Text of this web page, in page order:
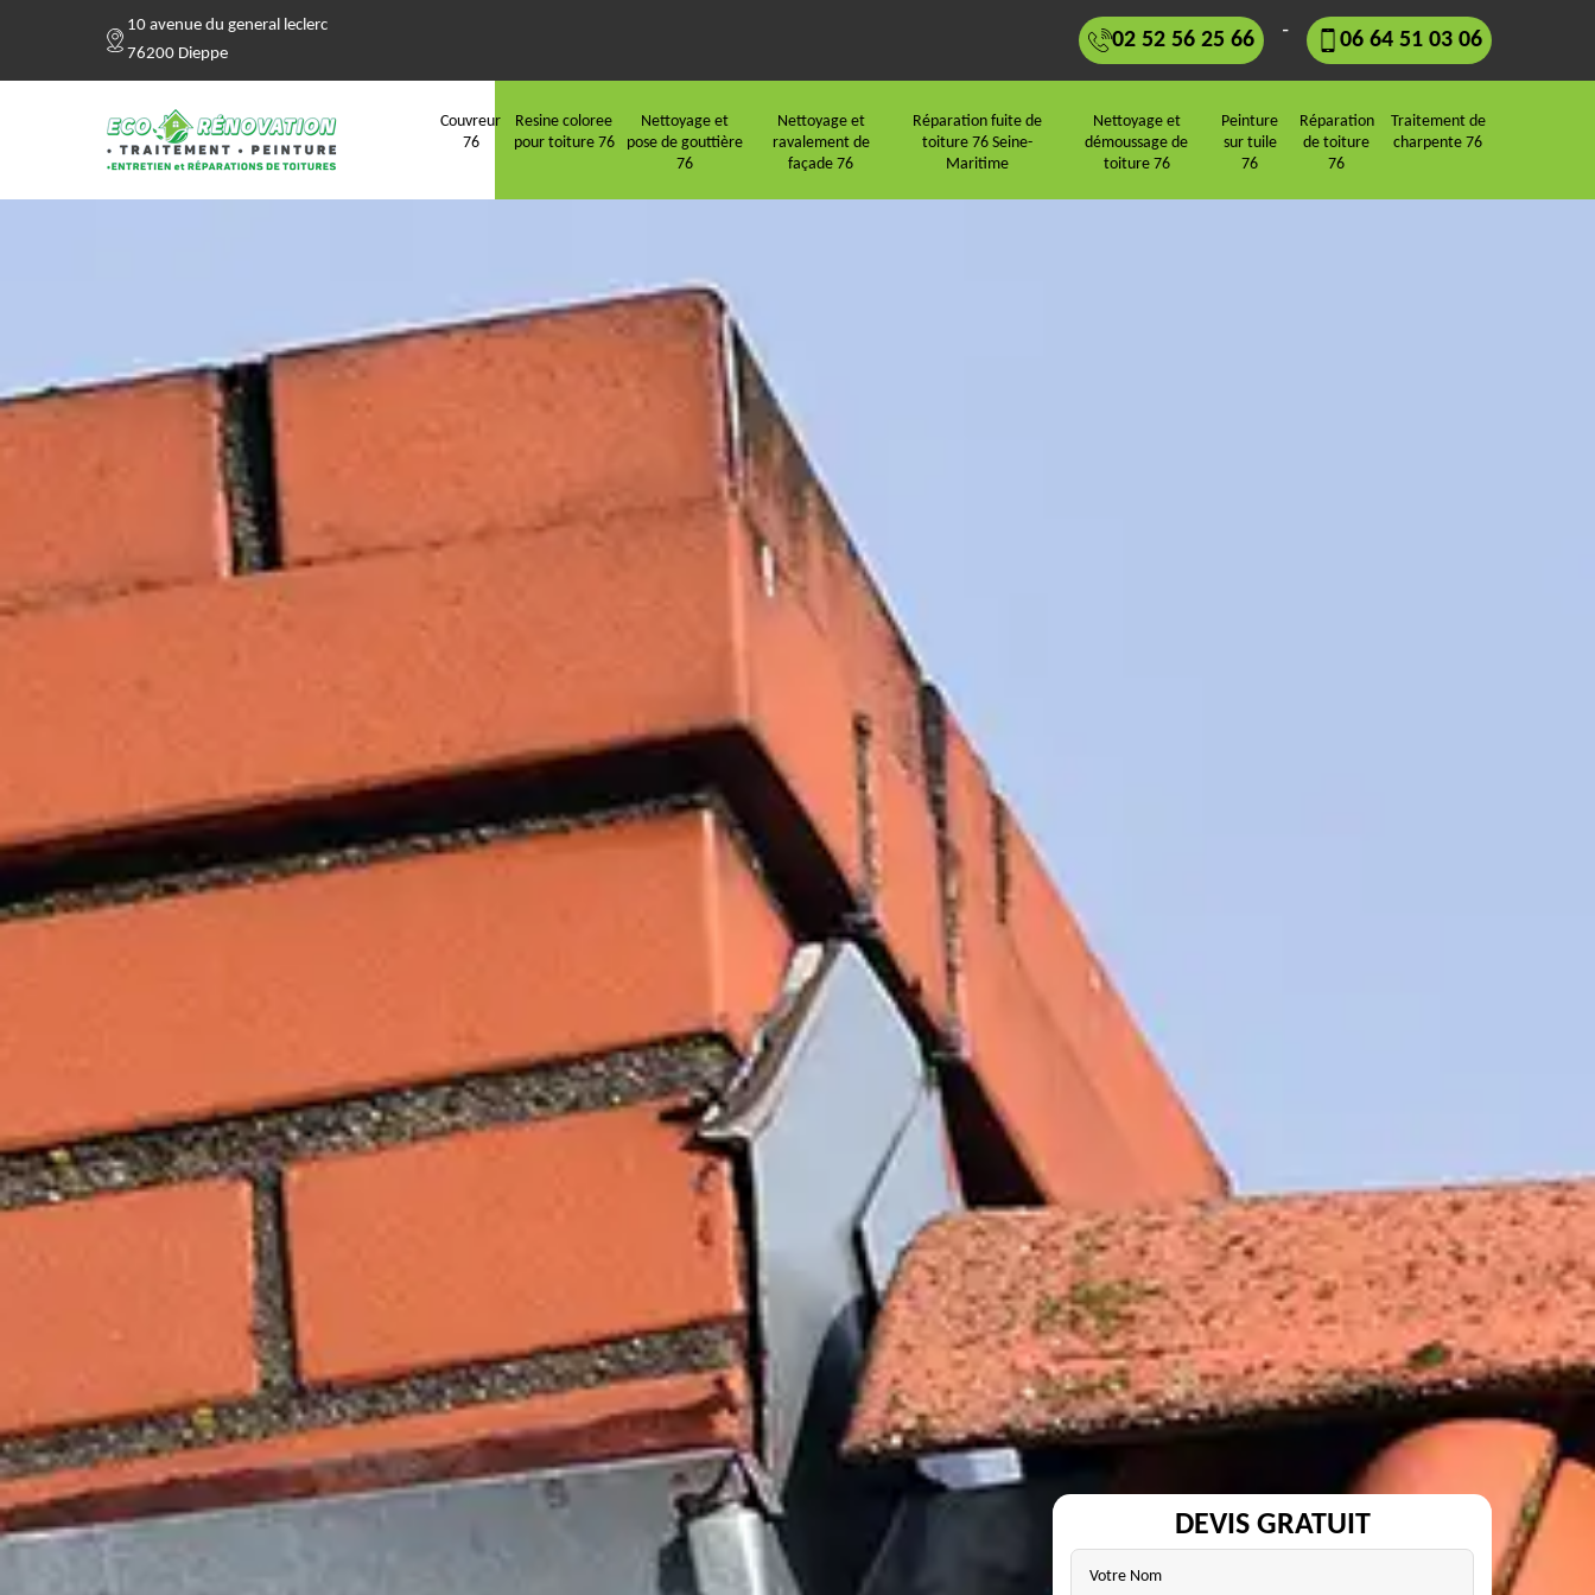
10 avenue du general leclerc
76200 Dieppe
02 52 56 25 66 - 06 64 51 03 06
Couvreur
76
Resine coloree
pour toiture 76
Nettoyage et
pose de gouttière
76
Nettoyage et
ravalement de
façade 76
Réparation fuite de
toiture 76 Seine-
Maritime
Nettoyage et
démoussage de
toiture 76
Peinture
sur tuile
76
Réparation
de toiture
76
Traitement de
charpente 76
DEVIS GRATUIT